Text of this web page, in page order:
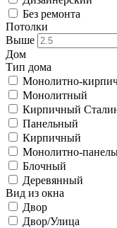
Без ремонта
Потолки
Выше
Дом
Тип дома
Монолитно-
Монолитный
Кирпичный
Панельный
Кирпичный
Монолитно-
Блочный
Деревянный
Вид из окна
Двор
Двор/Улица